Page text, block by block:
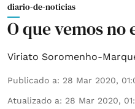
diario-de-noticias
O que vemos
Viriato Soromenho-
Publicado a: 28 Mar 2020,
Atualizado a: 28 Mar 2020,